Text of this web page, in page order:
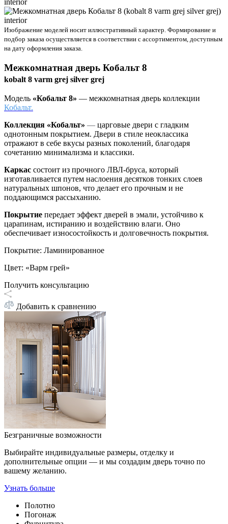
Изображение моделей носит иллюстративный характер. Формирование и
подбор заказа осуществляется в соответствии с ассортиментом, доступным
на дату оформления заказа.
Межкомнатная дверь Кобальт 8
kobalt 8 varm grej silver grej
Модель «Кобальт 8» — межкомнатная дверь коллекции
Кобальт.
Коллекция «Кобальт» — царговые двери с гладким
однотонным покрытием. Двери в стиле неоклассика
отражают в себе вкусы разных поколений, благодаря
сочетанию минимализма и классики.
Каркас состоит из прочного ЛВЛ-бруса, который
изготавливается путем наслоения десятков тонких слоев
натуральных шпонов, что делает его прочным и не
поддающимся рассыханию.
Покрытие передает эффект дверей в эмали, устойчиво к
царапинам, истиранию и воздействию влаги. Оно
обеспечивает износостойкость и долговечность покрытия.
Покрытие: Ламинированное
Цвет: «Варм грей»
Получить консультацию
Добавить к сравнению
Безграничные возможности
Выбирайте индивидуальные размеры, отделку и
дополнительные опции — и мы создадим дверь точно по
вашему желанию.
Узнать больше
Полотно
Погонаж